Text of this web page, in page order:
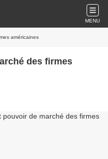
MENU
américaines
des firmes